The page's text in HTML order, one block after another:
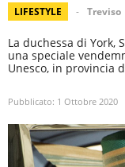
LIFESTYLE Treviso
La duchessa di York,
una speciale
Unesco, in provincia
Pubblicato: 1 Ottobre 2020